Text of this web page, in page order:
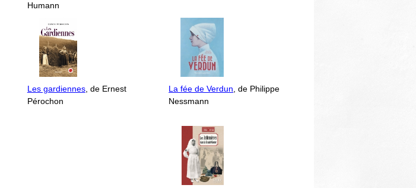
Humann
Les gardiennes, de Ernest
Pérochon
La fée de Verdun, de Philippe
Nessmann